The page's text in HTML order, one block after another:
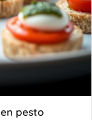
pesto